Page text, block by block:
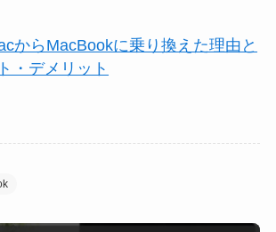
からMacBookに乗り換えた理由と
・デメリット